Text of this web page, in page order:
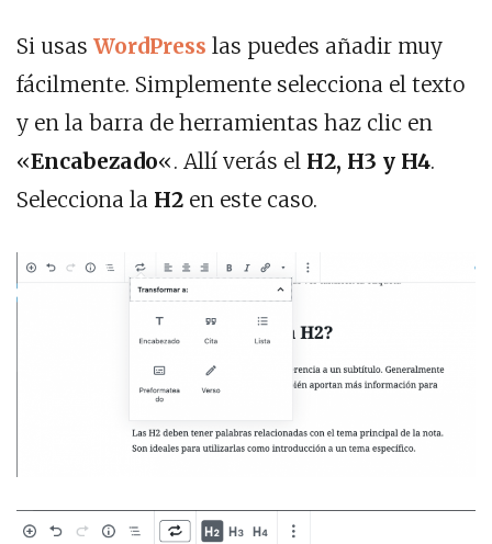
Si usas WordPress las puedes añadir muy
fácilmente. Simplemente selecciona el texto
y en la barra de herramientas haz clic en
«Encabezado«. Allí verás el H2, H3 y H4.
Selecciona la H2 en este caso.